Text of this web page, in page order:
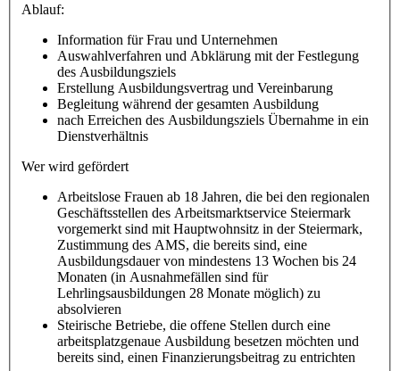
Ablauf:
Information für Frau und Unternehmen
Auswahlverfahren und Abklärung mit der Festlegung
des Ausbildungsziels
Erstellung Ausbildungsvertrag und Vereinbarung
Begleitung während der gesamten Ausbildung
nach Erreichen des Ausbildungsziels Übernahme in ein
Dienstverhältnis
Wer wird gefördert
Arbeitslose Frauen ab 18 Jahren, die bei den regionalen
Geschäftsstellen des Arbeitsmarktservice Steiermark
vorgemerkt sind mit Hauptwohnsitz in der Steiermark,
Zustimmung des AMS, die bereits sind, eine
Ausbildungsdauer von mindestens 13 Wochen bis 24
Monaten (in Ausnahmefällen sind für
Lehrlingsausbildungen 28 Monate möglich) zu
absolvieren
Steirische Betriebe, die offene Stellen durch eine
arbeitsplatzgenaue Ausbildung besetzen möchten und
bereits sind, einen Finanzierungsbeitrag zu entrichten